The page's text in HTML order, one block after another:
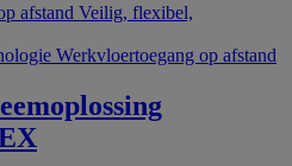
afstand Veilig, flexibel,
Werkvloertoegang op afstand